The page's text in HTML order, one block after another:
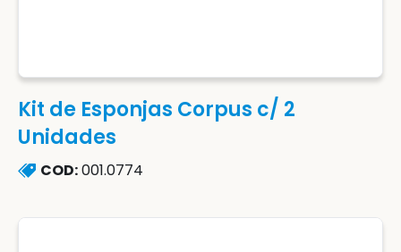
Kit de Esponjas Corpus c/ 2
Unidades
COD:001.0774